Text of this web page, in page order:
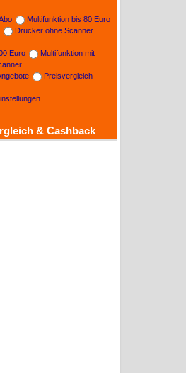
Multifunktion bis 80 Euro
Drucker ohne Scanner
Euro
Multifunktion mit
Preisvergleich
& Cashback